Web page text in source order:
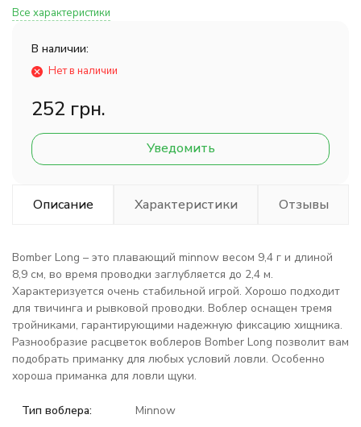
Все характеристики
В наличии:
Нет в наличии
252 грн.
Уведомить
Описание Характеристики Отзывы
Bomber Long – это плавающий minnow весом 9,4 г и длиной
8,9 см, во время проводки заглубляется до 2,4 м.
Характеризуется очень стабильной игрой. Хорошо подходит
для твичинга и рывковой проводки. Воблер оснащен тремя
тройниками, гарантирующими надежную фиксацию хищника.
Разнообразие расцветок воблеров Bomber Long позволит вам
подобрать приманку для любых условий ловли. Особенно
хороша приманка для ловли щуки.
Тип воблера: Minnow